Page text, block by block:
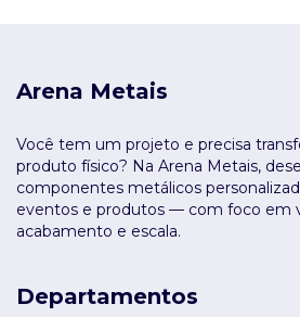
Arena Metais
Você tem um projeto e precisa
produto físico? Na Arena Metais,
componentes metálicos
eventos e produtos — com foco em
acabamento e escala.
Departamentos